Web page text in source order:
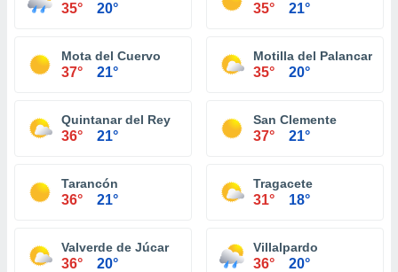
35° 20° 35° 21°
Mota del Cuervo
37° 21°
Motilla del Palancar
35° 20°
Quintanar del Rey
36° 21°
San Clemente
37° 21°
Tarancón
36° 21°
Tragacete
31° 18°
Valverde de Júcar
36° 20°
Villalpardo
36° 20°